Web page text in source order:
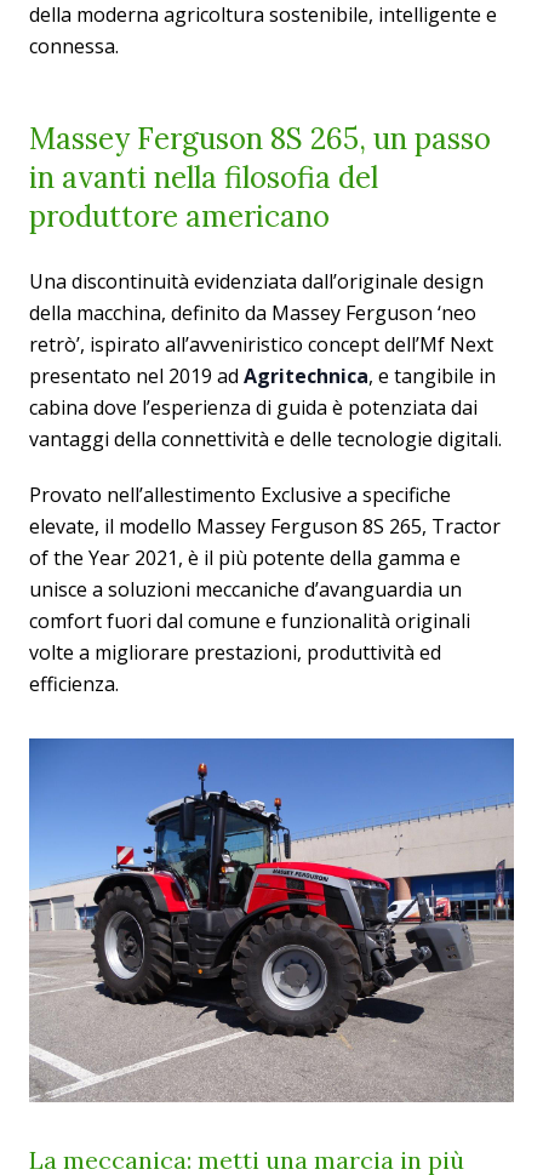
della moderna agricoltura sostenibile, intelligente e
connessa.
Massey Ferguson 8S 265, un passo
in avanti nella filosofia del
produttore americano
Una discontinuità evidenziata dall’originale design
della macchina, definito da Massey Ferguson ‘neo
retrò’, ispirato all’avveniristico concept dell’Mf Next
presentato nel 2019 ad Agritechnica, e tangibile in
cabina dove l’esperienza di guida è potenziata dai
vantaggi della connettività e delle tecnologie digitali.
Provato nell’allestimento Exclusive a specifiche
elevate, il modello Massey Ferguson 8S 265, Tractor
of the Year 2021, è il più potente della gamma e
unisce a soluzioni meccaniche d’avanguardia un
comfort fuori dal comune e funzionalità originali
volte a migliorare prestazioni, produttività ed
efficienza.
La meccanica: metti una marcia in più